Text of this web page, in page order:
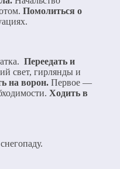
Помолиться о
Переедать и
свет, гирлянды и
на ворон. Первое —
Ходить в